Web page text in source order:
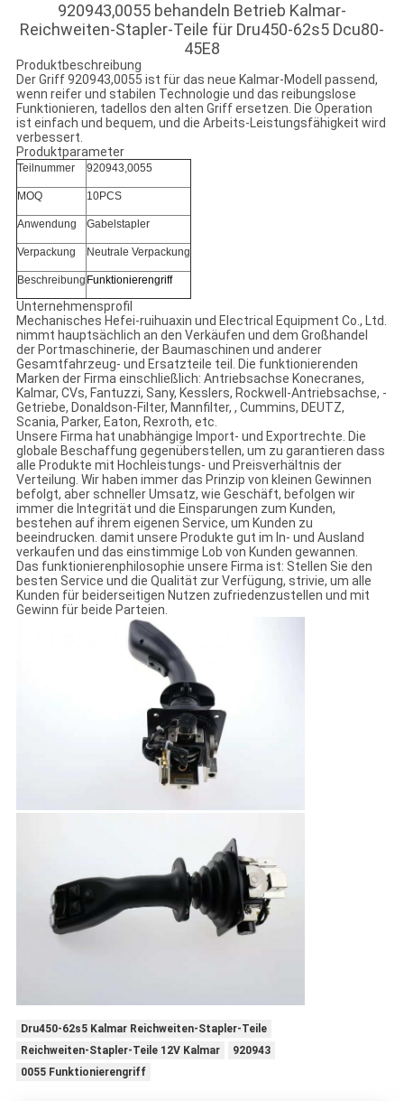
920943,0055 behandeln Betrieb Kalmar-
Reichweiten-Stapler-Teile für Dru450-62s5 Dcu80-
45E8
Produktbeschreibung
Der Griff 920943,0055 ist für das neue Kalmar-Modell passend,
wenn reifer und stabilen Technologie und das reibungslose
Funktionieren, tadellos den alten Griff ersetzen. Die Operation
ist einfach und bequem, und die Arbeits-Leistungsfähigkeit wird
verbessert.
Produktparameter
Teilnummer 920943,0055
MOQ 10PCS
Anwendung Gabelstapler
Verpackung Neutrale Verpackung
Beschreibung Funktionierengriff
Unternehmensprofil
Mechanisches Hefei-ruihuaxin und Electrical Equipment Co., Ltd.
nimmt hauptsächlich an den Verkäufen und dem Großhandel
der Portmaschinerie, der Baumaschinen und anderer
Gesamtfahrzeug- und Ersatzteile teil. Die funktionierenden
Marken der Firma einschließlich: Antriebsachse Konecranes,
Kalmar, CVs, Fantuzzi, Sany, Kesslers, Rockwell-Antriebsachse, -
Getriebe, Donaldson-Filter, Mannfilter, , Cummins, DEUTZ,
Scania, Parker, Eaton, Rexroth, etc.
Unsere Firma hat unabhängige Import- und Exportrechte. Die
globale Beschaffung gegenüberstellen, um zu garantieren dass
alle Produkte mit Hochleistungs- und Preisverhältnis der
Verteilung. Wir haben immer das Prinzip von kleinen Gewinnen
befolgt, aber schneller Umsatz, wie Geschäft, befolgen wir
immer die Integrität und die Einsparungen zum Kunden,
bestehen auf ihrem eigenen Service, um Kunden zu
beeindrucken. damit unsere Produkte gut im In- und Ausland
verkaufen und das einstimmige Lob von Kunden gewannen.
Das funktionierenphilosophie unsere Firma ist: Stellen Sie den
besten Service und die Qualität zur Verfügung, strivie, um alle
Kunden für beiderseitigen Nutzen zufriedenzustellen und mit
Gewinn für beide Parteien.
Dru450-62s5 Kalmar Reichweiten-Stapler-Teile
Reichweiten-Stapler-Teile 12V Kalmar
920943
0055 Funktionierengriff